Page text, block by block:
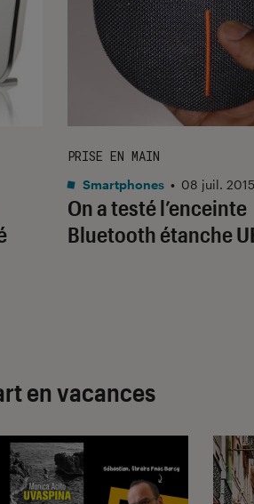
On a testé l’enceinte
Bluetooth étanche
PRISE EN MAIN
Smartphones • 08 juil. 2015
en vacances